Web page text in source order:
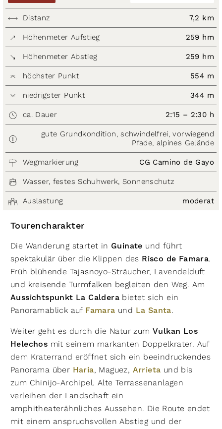
Distanz 7,2 km
Höhenmeter Aufstieg 259 hm
Höhenmeter Abstieg 259 hm
höchster Punkt 554 m
niedrigster Punkt 344 m
ca. Dauer 2:15 – 2:30 h
gute Grundkondition, schwindelfrei, vorwiegend
Pfade, alpines Gelände
Wegmarkierung CG Camino de Gayo
Wasser, festes Schuhwerk, Sonnenschutz
Auslastung moderat
Tourencharakter
Die Wanderung startet in Guinate und führt
spektakulär über die Klippen des Risco de Famara.
Früh blühende Tajasnoyo-Sträucher, Lavendelduft
und kreisende Turmfalken begleiten den Weg. Am
Aussichtspunkt La Caldera bietet sich ein
Panoramablick auf Famara und La Santa.
Weiter geht es durch die Natur zum Vulkan Los
Helechos mit seinem markanten Doppelkrater. Auf
dem Kraterrand eröffnet sich ein beeindruckendes
Panorama über Haria, Maguez, Arrieta und bis
zum Chinijo-Archipel. Alte Terrassenanlagen
verleihen der Landschaft ein
amphitheaterähnliches Aussehen. Die Route endet
mit einem anspruchsvollen Abstieg und der